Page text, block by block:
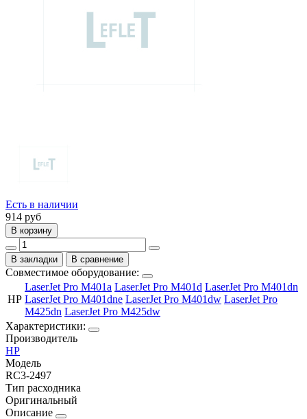
Есть в наличии
914 руб
В корзину
В закладки В сравнение
Совместимое оборудование:
HP
LaserJet Pro M401a LaserJet Pro M401d LaserJet Pro M401dn
LaserJet Pro M401dne LaserJet Pro M401dw LaserJet Pro
M425dn LaserJet Pro M425dw
Характеристики:
Производитель
HP
Модель
RC3-2497
Тип расходника
Оригинальный
Описание